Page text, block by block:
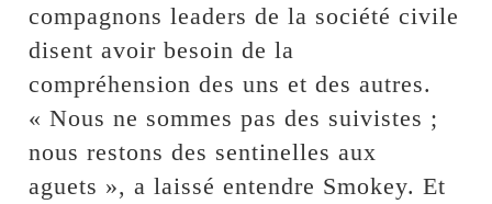
compagnons leaders de la société civile
disent avoir besoin de la
compréhension des uns et des autres.
« Nous ne sommes pas des suivistes ;
nous restons des sentinelles aux
aguets », a laissé entendre Smokey. Et